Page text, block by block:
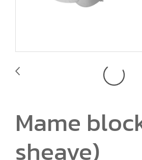
Mame
sheave)